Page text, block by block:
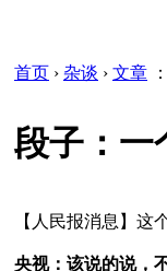
首页 › 杂谈 › 文章 ：
段子：一
【人民报消息】这
央视：该说的说，